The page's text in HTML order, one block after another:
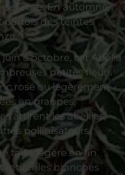
et rose. En automne,
parfois des teintes
à octobre, cet Abélia
petites fleurs
rosé ou légèrement
en grappes,
attirent les abeilles,
pollinisateurs.
taille légère en fin
retirer les branches